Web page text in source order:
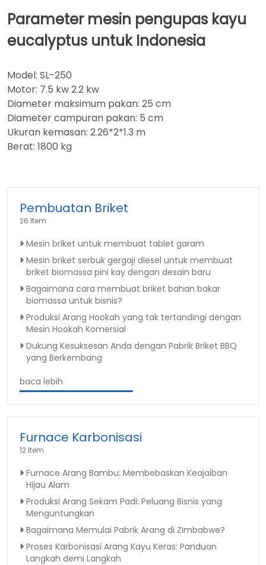
Parameter mesin pengupas kayu
eucalyptus untuk Indonesia
Model: SL-250
Motor: 7.5 kw 2.2 kw
Diameter maksimum pakan: 25 cm
Diameter campuran pakan: 5 cm
Ukuran kemasan: 2.26*2*1.3 m
Berat: 1800 kg
Pembuatan Briket
26 Item
Mesin briket untuk membuat tablet garam
Mesin briket serbuk gergaji diesel untuk membuat
briket biomassa pini kay dengan desain baru
Bagaimana cara membuat briket bahan bakar
biomassa untuk bisnis?
Produksi Arang Hookah yang tak tertandingi dengan
Mesin Hookah Komersial
Dukung Kesuksesan Anda dengan Pabrik Briket BBQ
yang Berkembang
baca lebih
Furnace Karbonisasi
12 Item
Furnace Arang Bambu: Membebaskan Keajaiban
Hijau Alam
Produksi Arang Sekam Padi: Peluang Bisnis yang
Menguntungkan
Bagaimana Memulai Pabrik Arang di Zimbabwe?
Proses Karbonisasi Arang Kayu Keras: Panduan
Langkah demi Langkah